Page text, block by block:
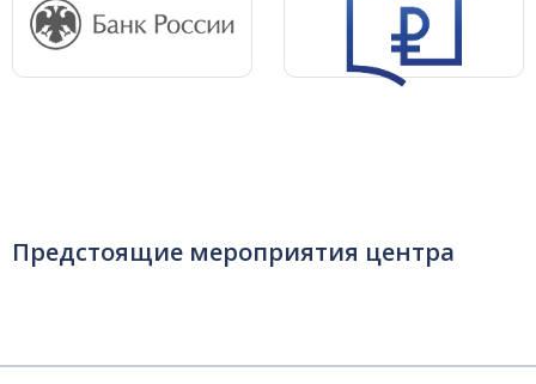
Предстоящие мероприятия центра